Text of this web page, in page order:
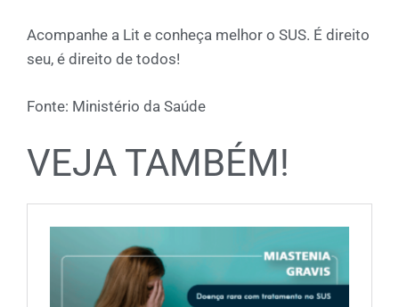
Acompanhe a Lit e conheça melhor o SUS. É direito
seu, é direito de todos!
Fonte: Ministério da Saúde
VEJA TAMBÉM!